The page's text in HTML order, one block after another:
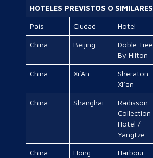
HOTELES PREVISTOS O SIMILARES
País Ciudad Hotel
China Beijing
Doble Tree
By Hilton
China Xi´An
Sheraton
Xi’an
China Shanghai
Radisson
Collection
Hotel /
Yangtze
China
Hong
Harbour